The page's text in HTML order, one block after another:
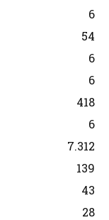
6
54
6
6
418
6
7.312
139
43
28